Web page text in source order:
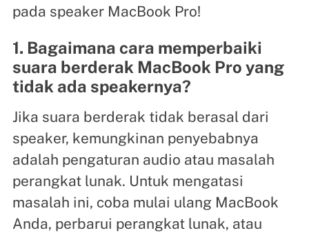
pada speaker MacBook Pro!
1. Bagaimana cara memperbaiki
suara berderak MacBook Pro yang
tidak ada speakernya?
Jika suara berderak tidak berasal dari
speaker, kemungkinan penyebabnya
adalah pengaturan audio atau masalah
perangkat lunak. Untuk mengatasi
masalah ini, coba mulai ulang MacBook
Anda, perbarui perangkat lunak, atau